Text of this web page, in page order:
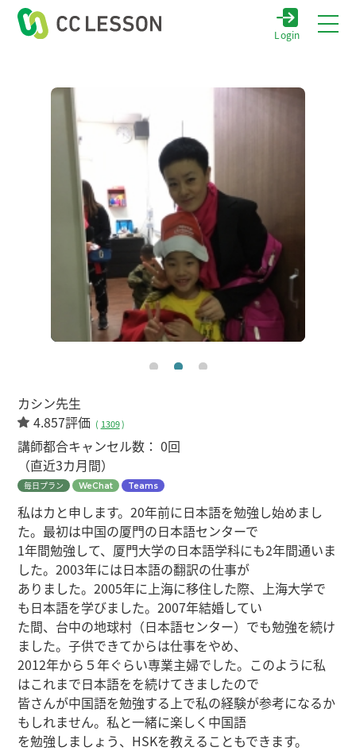
Login
カシン先生
4.857評価 ( 1309)
講師都合キャンセル数：0回
（直近3カ月間）
毎日プラン WeChat Teams
私はカと申します。20年前に日本語を勉強し始めまし
た。最初は中国の厦門の日本語センターで
1年間勉強して、厦門大学の日本語学科にも2年間通いま
した。2003年には日本語の翻訳の仕事が
ありました。2005年に上海に移住した際、上海大学で
も日本語を学びました。2007年結婚してい
た間、台中の地球村（日本語センター）でも勉強を続け
ました。子供できてからは仕事をやめ、
2012年から５年ぐらい専業主婦でした。このように私
はこれまで日本語をを続けてきましたので
皆さんが中国語を勉強する上で私の経験が参考になるか
もしれません。私と一緒に楽しく中国語
を勉強しましょう、HSKを教えることもできます。